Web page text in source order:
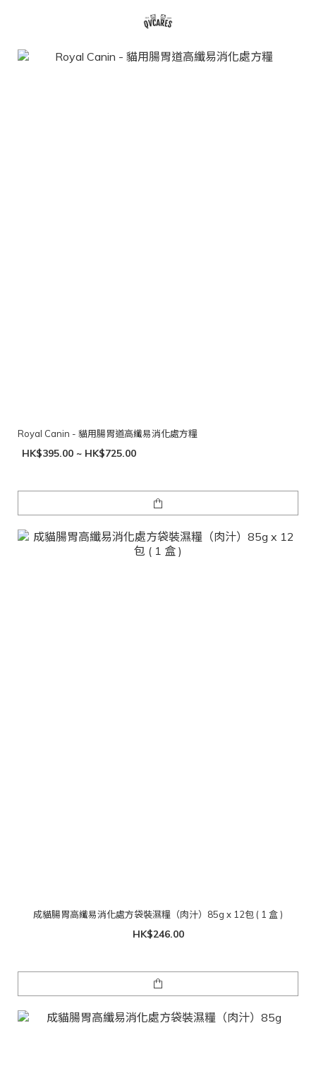
Royal Canin - 貓用腸胃道高纖易消化處方糧
HK$395.00 ~ HK$725.00
成貓腸胃高纖易消化處方袋裝濕糧（肉汁）85g x 12包 ( 1 盒 )
HK$246.00